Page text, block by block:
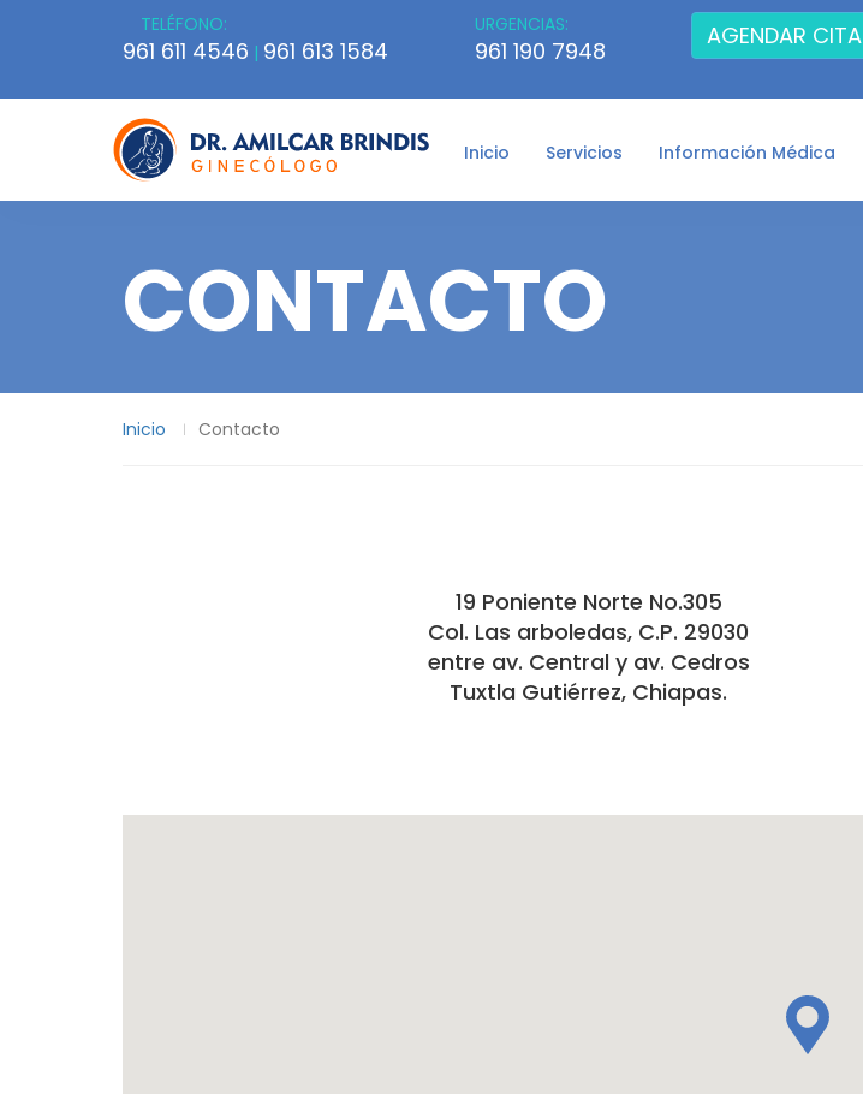
TELÉFONO:
961 611 4546 | 961 613 1584
URGENCIAS:
961 190 7948
AGENDAR CITA
Inicio Servicios Información Médica
CONTACTO
Inicio Contacto
19 Poniente Norte No.305
Col. Las arboledas, C.P. 29030
entre av. Central y av. Cedros
Tuxtla Gutiérrez, Chiapas.